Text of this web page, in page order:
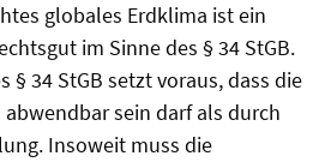
globales Erdklima ist ein
im Sinne des § 34 StGB.
§ 34 StGB setzt voraus, dass die
sein darf als durch
Insoweit muss die